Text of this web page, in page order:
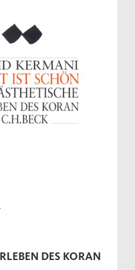
DES KORAN